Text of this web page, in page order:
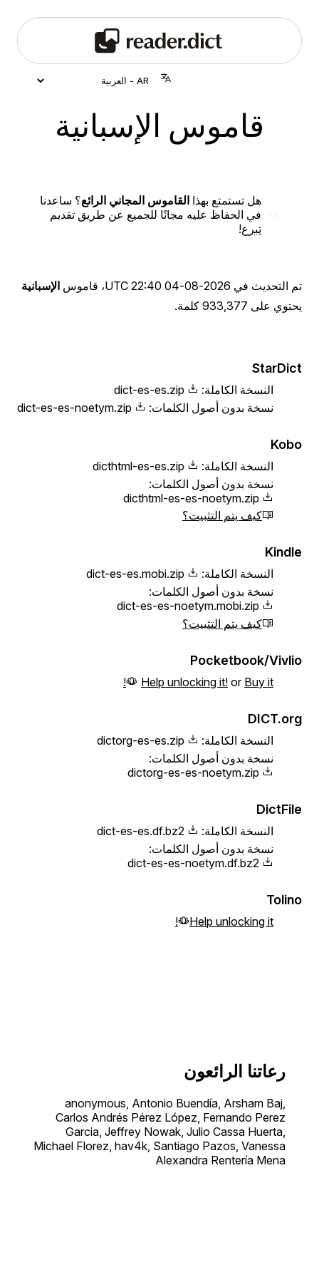
قاموس الإسبانية
هل تستمتع بهذا القاموس المجاني الرائع؟ ساعدنا
في الحفاظ عليه مجانًا للجميع عن طريق تقديم
تبرع!
تم التحديث في 2026-08-04 22:40 UTC ، قاموس الإسبانية
يحتوي على 933,377 كلمة.
StarDict
النسخة الكاملة:
dict-es-es.zip
نسخة بدون أصول الكلمات:
dict-es-es-noetym.zip
Kobo
النسخة الكاملة:
dicthtml-es-es.zip
نسخة بدون أصول الكلمات:
dicthtml-es-es-noetym.zip
كيف يتم التثبيت؟
Kindle
النسخة الكاملة:
dict-es-es.mobi.zip
نسخة بدون أصول الكلمات:
dict-es-es-noetym.mobi.zip
كيف يتم التثبيت؟
Pocketbook/Vivlio
Help unlocking it! or Buy it!
DICT.org
النسخة الكاملة:
dictorg-es-es.zip
نسخة بدون أصول الكلمات:
dictorg-es-es-noetym.zip
DictFile
النسخة الكاملة:
dict-es-es.df.bz2
نسخة بدون أصول الكلمات:
dict-es-es-noetym.df.bz2
Tolino
Help unlocking it!
رعاتنا الرائعون
anonymous, Antonio Buendía, Arsham Baj,
Carlos Andrés Pérez López, Fernando Perez
Garcia, Jeffrey Nowak, Julio Cassa Huerta,
Michael Florez, hav4k, Santiago Pazos, Vanessa
Alexandra Rentería Mena